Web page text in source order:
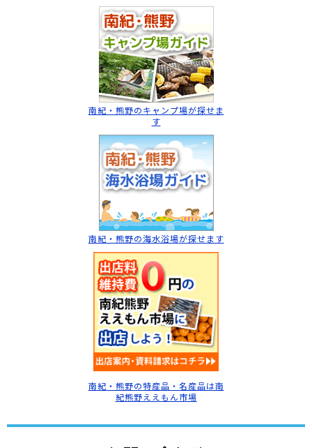
南紀・熊野のキャンプ場が探せま
す
南紀・熊野の海水浴場が探せます
南紀・熊野の特産品・名産品は南
紀熊野ええもん市場